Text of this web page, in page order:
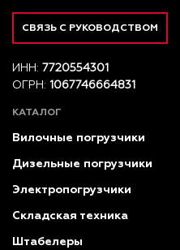
СВЯЗЬ С РУКОВОДСТВОМ
ИНН: 7720554301
ОГРН: 1067746664831
КАТАЛОГ
Вилочные погрузчики
Дизельные погрузчики
Электропогрузчики
Складская техника
Штабелеры